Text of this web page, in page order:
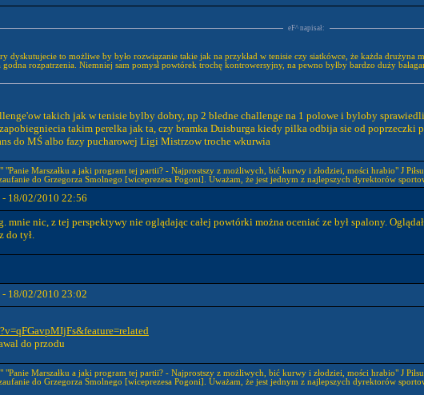
eF^ napisał:
dyskutujecie to możliwe by było rozwiązanie takie jak na przykład w tenisie czy siatkówce, że każda drużyna
rozpatrzenia. Niemniej sam pomysł powtórek trochę kontrowersyjny, na pewno byłby bardzo duży
takich jak w tenisie bylby dobry, np 2 bledne challenge na 1 polowe i byloby
takim perelka jak ta, czy bramka Duisburga kiedy pilka odbija sie od poprzeczki
do MŚ albo fazy pucharowej Ligi Mistrzow troche wkurwia
"Panie Marszałku a jaki program tej partii? - Najprostszy z możliwych, bić kurwy i złodziei, mości hrabio" J
do Grzegorza Smolnego [wiceprezesa Pogoni]. Uważam, że jest jednym z najlepszych dyrektorów
- 18/02/2010 22:56
mnie nic, z tej perspektywy nie oglądając całej powtórki można oceniać ze był spalony.
do tył.
- 18/02/2010 23:02
do przodu
"Panie Marszałku a jaki program tej partii? - Najprostszy z możliwych, bić kurwy i złodziei, mości hrabio" J
do Grzegorza Smolnego [wiceprezesa Pogoni]. Uważam, że jest jednym z najlepszych dyrektorów